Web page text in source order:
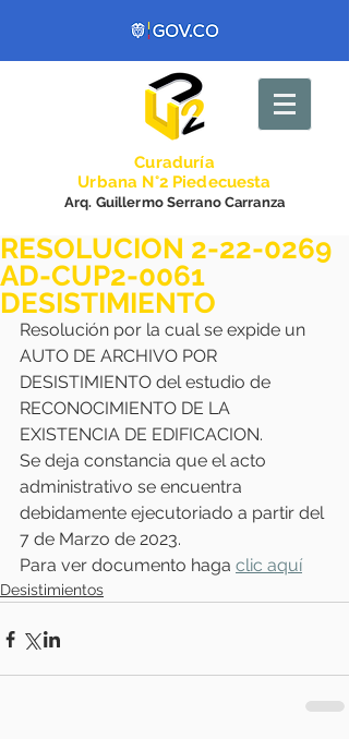
Curaduría
Urbana N°2 Piedecuesta
Arq. Guillermo Serrano Carranza
RESOLUCION 2-22-0269
AD-CUP2-0061
DESISTIMIENTO
Resolución por la cual se expide un
AUTO DE ARCHIVO POR
DESISTIMIENTO del estudio de
RECONOCIMIENTO DE LA
EXISTENCIA DE EDIFICACION.
Se deja constancia que el acto
administrativo se encuentra
debidamente ejecutoriado a partir del
7 de Marzo de 2023.
Para ver documento haga clic aquí
Desistimientos